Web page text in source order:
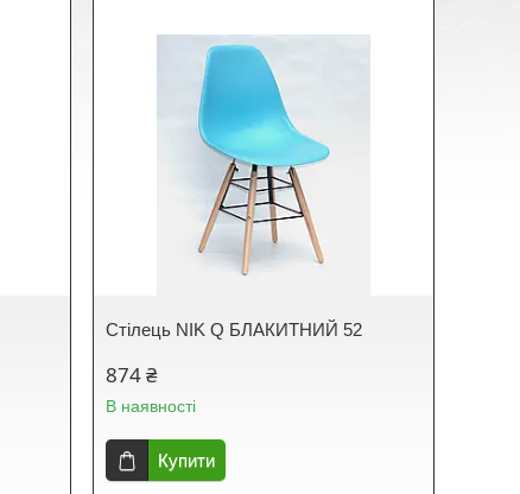
Стілець NIK Q БЛАКИТНИЙ 52
874 ₴
В наявності
Купити